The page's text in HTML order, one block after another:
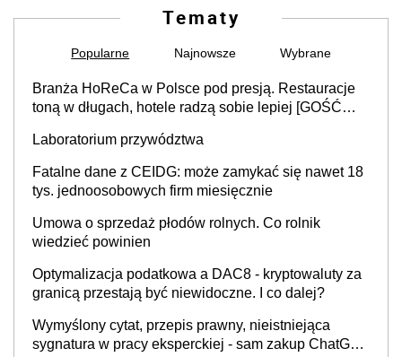
Tematy
Popularne Najnowsze Wybrane
Branża HoReCa w Polsce pod presją. Restauracje
toną w długach, hotele radzą sobie lepiej [GOŚĆ
Laboratorium przywództwa
Fatalne dane z CEIDG: może zamykać się nawet 18
tys. jednoosobowych firm miesięcznie
Umowa o sprzedaż płodów rolnych. Co rolnik
wiedzieć powinien
Optymalizacja podatkowa a DAC8 - kryptowaluty za
granicą przestają być niewidoczne. I co dalej?
Wymyślony cytat, przepis prawny, nieistniejąca
sygnatura w pracy eksperckiej - sam zakup ChatGPT